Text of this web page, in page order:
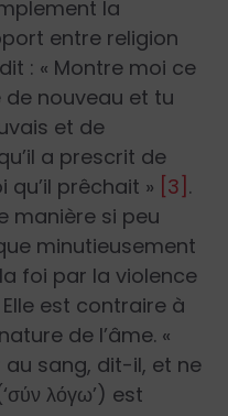
la
entre religion
: « Montre moi ce
nouveau et tu
et de
a prescrit de
qu’il prêchait » [3] .
manière si peu
minutieusement
foi par la violence
est contraire à
de l’âme. «
au sang, dit-il, et ne
λόγω’) est